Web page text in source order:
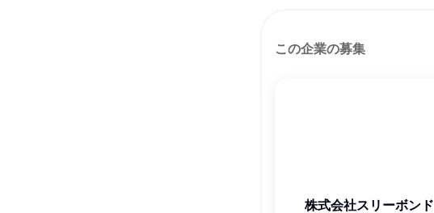
この企業の募集
株式会社スリーボンド